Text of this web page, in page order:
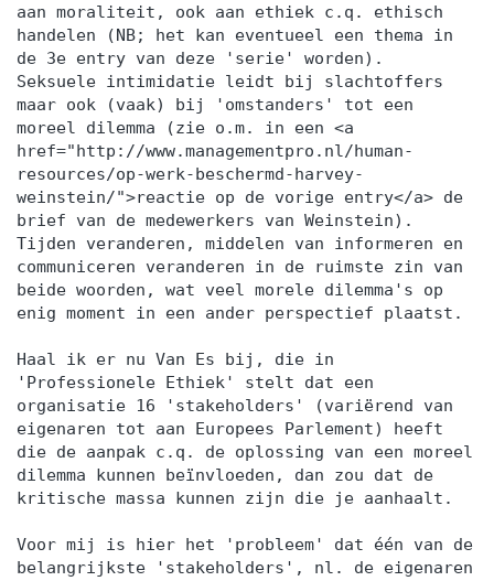
aan moraliteit, ook aan ethiek c.q. ethisch
handelen (NB; het kan eventueel een thema in
de 3e entry van deze 'serie' worden).
Seksuele intimidatie leidt bij slachtoffers
maar ook (vaak) bij 'omstanders' tot een
moreel dilemma (zie o.m. in een <a
href="http://www.managementpro.nl/human-
resources/op-werk-beschermd-harvey-
weinstein/">reactie op de vorige entry</a> de
brief van de medewerkers van Weinstein).
Tijden veranderen, middelen van informeren en
communiceren veranderen in de ruimste zin van
beide woorden, wat veel morele dilemma's op
enig moment in een ander perspectief plaatst.
Haal ik er nu Van Es bij, die in
'Professionele Ethiek' stelt dat een
organisatie 16 'stakeholders' (variërend van
eigenaren tot aan Europees Parlement) heeft
die de aanpak c.q. de oplossing van een moreel
dilemma kunnen beïnvloeden, dan zou dat de
kritische massa kunnen zijn die je aanhaalt.
Voor mij is hier het 'probleem' dat één van de
belangrijkste 'stakeholders', nl. de eigenaren